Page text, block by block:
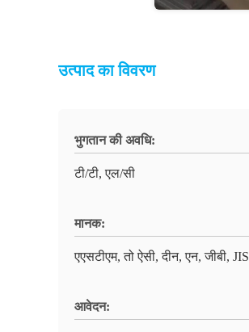
उत्पाद का विवरण
भुगतान की अवधि:
टी/टी, एल/सी
मानक:
एएसटीएम, तो ऐसी, दीन, एन, जीबी, JIS
आवेदन: